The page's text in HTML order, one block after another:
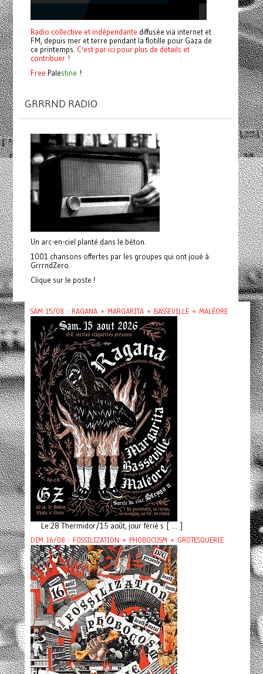
Radio collective et indépendante diffusée via internet et
FM, depuis mer et terre pendant la flotille pour Gaza de
ce printemps. C'est par ici pour plus de détails et
contribuer !
Free Palestine !
GRRRND RADIO
Un arc-en-ciel planté dans le béton.
1001 chansons offertes par les groupes qui ont joué à
GrrrndZero.
Clique sur le poste !
SAM 15/08 : RAGANA + MARGARITA + BASSEVILLE + MALÉORE
Le 28 Thermidor/15 août, jour férié s [ ... ]
DIM 16/08 : FOSSILIZATION + PHOBOCOSM + GROTESQUERIE